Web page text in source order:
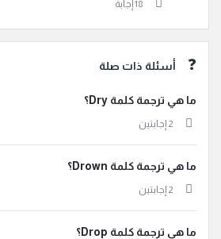
أسئلة ذات صلة
ما هي ترجمة كلمة Dry؟
‫2 إجابتين
ما هي ترجمة كلمة Drown؟
‫2 إجابتين
ما هي ترجمة كلمة Drop؟